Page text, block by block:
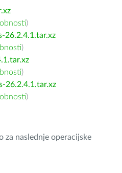
)
26.2.4.1.tar.xz
)
)
26.2.4.1.tar.xz
)
za naslednje operacijske